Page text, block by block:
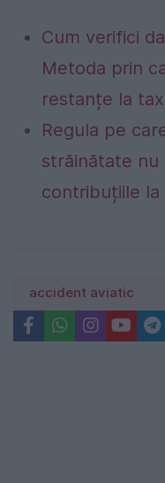
Cum verifici
Metoda prin
restanțe la
Regula pe
străinătate nu
contribuțiile la
accident aviatic